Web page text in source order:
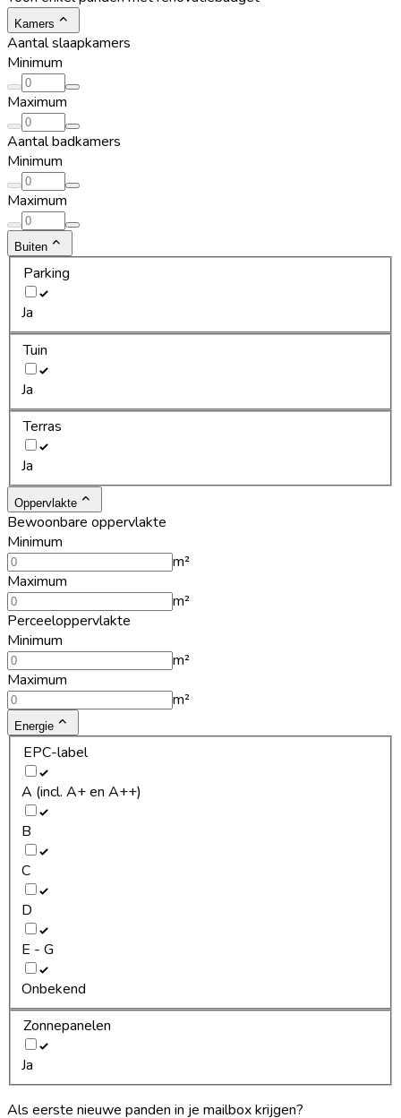
Kamers
Aantal slaapkamers
Minimum
Maximum
Aantal badkamers
Minimum
Maximum
Buiten
Parking
Ja
Tuin
Ja
Terras
Ja
Oppervlakte
Bewoonbare oppervlakte
Minimum
m²
Maximum
m²
Perceeloppervlakte
Minimum
m²
Maximum
m²
Energie
EPC-label
A (incl. A+ en A++)
B
C
D
E - G
Onbekend
Zonnepanelen
Ja
Als eerste nieuwe panden in je mailbox krijgen?